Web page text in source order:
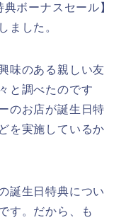
ボーナスセール】
ました。
味のある親しい友
と調べたのです
のお店が誕生日特
を実施しているか
誕生日特典につい
す。だから、も